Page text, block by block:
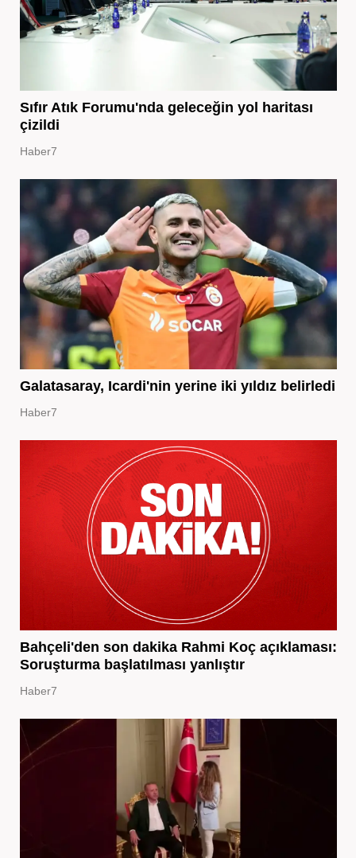
Sıfır Atık Forumu'nda geleceğin yol haritası
çizildi
Haber7
Galatasaray, Icardi'nin yerine iki yıldız belirledi
Haber7
Bahçeli'den son dakika Rahmi Koç açıklaması:
Soruşturma başlatılması yanlıştır
Haber7